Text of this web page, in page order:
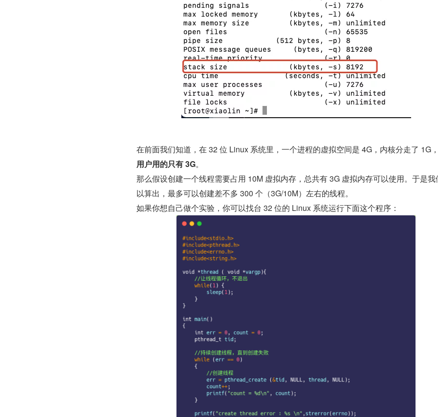
在前面我们知道，在 32 位 Linux 系统里，一个进程的虚拟空间是 4G，内核分走了 1G
用户用的只有 3G。
那么假设创建一个线程需要占用 10M 虚拟内存，总共有 3G 虚拟内存可以使用。于是我
以算出，最多可以创建差不多 300 个（3G/10M）左右的线程。
如果你想自己做个实验，你可以找台 32 位的 Linux 系统运行下面这个程序：